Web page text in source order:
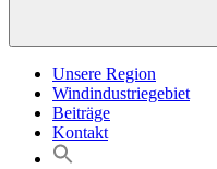
Unsere Region
Windindustriegebiet
Beiträge
Kontakt